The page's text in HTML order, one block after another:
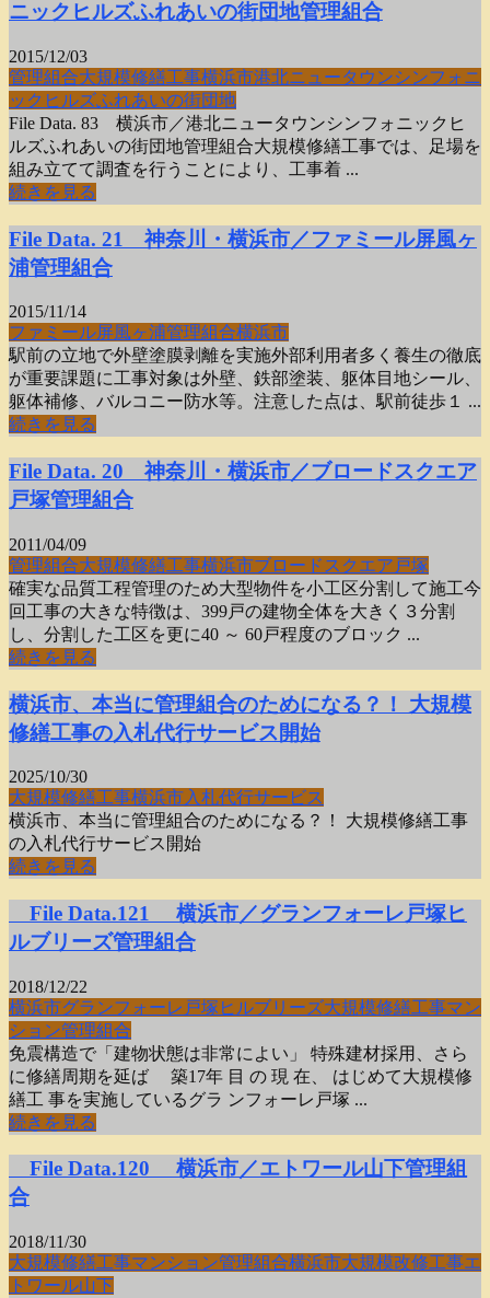
ニックヒルズふれあいの街団地管理組合
2015/12/03
管理組合大規模修繕工事横浜市港北ニュータウンシンフォニ
ックヒルズふれあいの街団地
File Data. 83 横浜市／港北ニュータウンシンフォニックヒ
ルズふれあいの街団地管理組合大規模修繕工事では、足場を
組み立てて調査を行うことにより、工事着 ...
続きを見る
File Data. 21 神奈川・横浜市／ファミール屏風ヶ
浦管理組合
2015/11/14
ファミール屏風ヶ浦管理組合横浜市
駅前の立地で外壁塗膜剥離を実施外部利用者多く養生の徹底
が重要課題に工事対象は外壁、鉄部塗装、躯体目地シール、
躯体補修、バルコニー防水等。注意した点は、駅前徒歩１ ...
続きを見る
File Data. 20 神奈川・横浜市／ブロードスクエア
戸塚管理組合
2011/04/09
管理組合大規模修繕工事横浜市ブロードスクエア戸塚
確実な品質工程管理のため大型物件を小工区分割して施工今
回工事の大きな特徴は、399戸の建物全体を大きく３分割
し、分割した工区を更に40 ～ 60戸程度のブロック ...
続きを見る
横浜市、本当に管理組合のためになる？！ 大規模
修繕工事の入札代行サービス開始
2025/10/30
大規模修繕工事横浜市入札代行サービス
横浜市、本当に管理組合のためになる？！ 大規模修繕工事
の入札代行サービス開始
続きを見る
File Data.121 横浜市／グランフォーレ戸塚ヒ
ルブリーズ管理組合
2018/12/22
横浜市グランフォーレ戸塚ヒルブリーズ大規模修繕工事マン
ション管理組合
免震構造で「建物状態は非常によい」 特殊建材採用、さら
に修繕周期を延ば 築17年 目 の 現 在、 はじめて大規模修
繕工 事を実施しているグラ ンフォーレ戸塚 ...
続きを見る
File Data.120 横浜市／エトワール山下管理組
合
2018/11/30
大規模修繕工事マンション管理組合横浜市大規模改修工事エ
トワール山下